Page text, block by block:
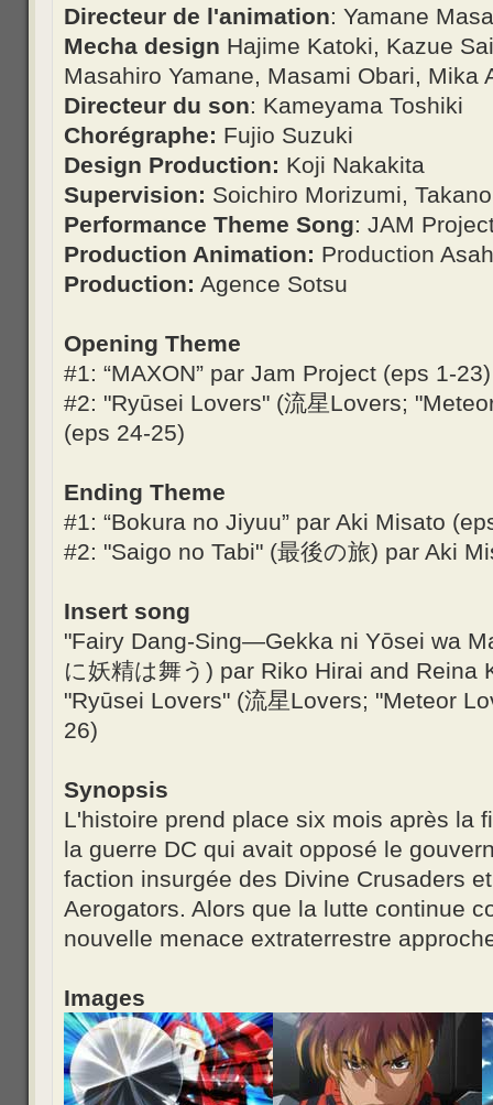
Directeur de l'animation: Yamane
Mecha design Hajime Katoki, Kazue
Masahiro Yamane, Masami Obari, Mika
Directeur du son: Kameyama Toshiki
Chorégraphe: Fujio Suzuki
Design Production: Koji Nakakita
Supervision: Soichiro Morizumi,
Performance Theme Song: JAM
Production Animation: Production
Production: Agence Sotsu
Opening Theme
#1: “MAXON” par Jam Project (eps 1-
#2: "Ryūsei Lovers" (流星Lovers;
(eps 24-25)
Ending Theme
#1: “Bokura no Jiyuu” par Aki Misato
#2: "Saigo no Tabi" (最後の旅) par Aki
Insert song
"Fairy Dang-Sing—Gekka ni Yōsei wa
に妖精は舞う) par Riko Hirai and Reina
"Ryūsei Lovers" (流星Lovers; "Meteor
26)
Synopsis
L'histoire prend place six mois après la
la guerre DC qui avait opposé le
faction insurgée des Divine Crusaders
Aerogators. Alors que la lutte continue
nouvelle menace extraterrestre
Images